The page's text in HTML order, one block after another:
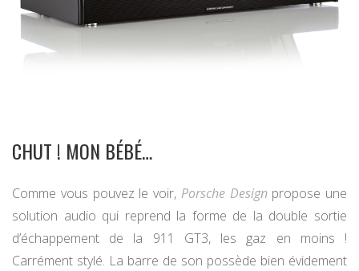
CHUT ! MON BÉBÉ…
Comme vous pouvez le voir, Porsche Designpropose une
solution audio qui reprend la forme de la double sortie
d’échappement de la 911 GT3, les gaz en moins !
Carrément stylé. La barre de son possède bien évidement